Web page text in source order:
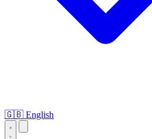
🇬🇧 English